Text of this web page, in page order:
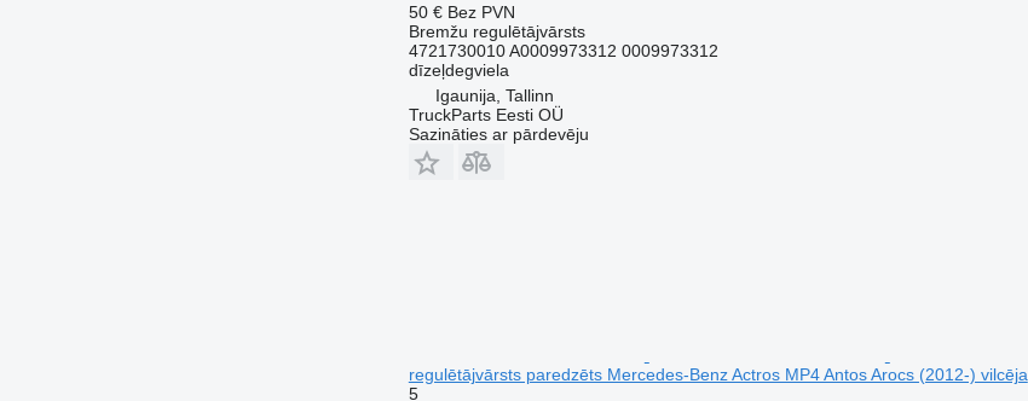
50 € Bez PVN
Bremžu regulētājvārsts
4721730010 A0009973312 0009973312
dīzeļdegviela
Igaunija, Tallinn
TruckParts Eesti OÜ
Sazināties ar pārdevēju
regulētājvārsts paredzēts Mercedes-Benz Actros MP4 Antos Arocs (2012-) vilcēja
5